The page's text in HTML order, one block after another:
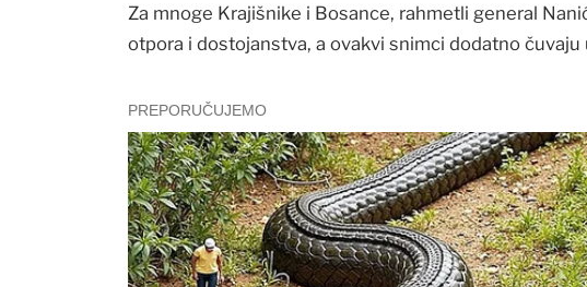
Za mnoge Krajišnike i Bosance, rahmetli general
otpora i dostojanstva, a ovakvi snimci dodatno